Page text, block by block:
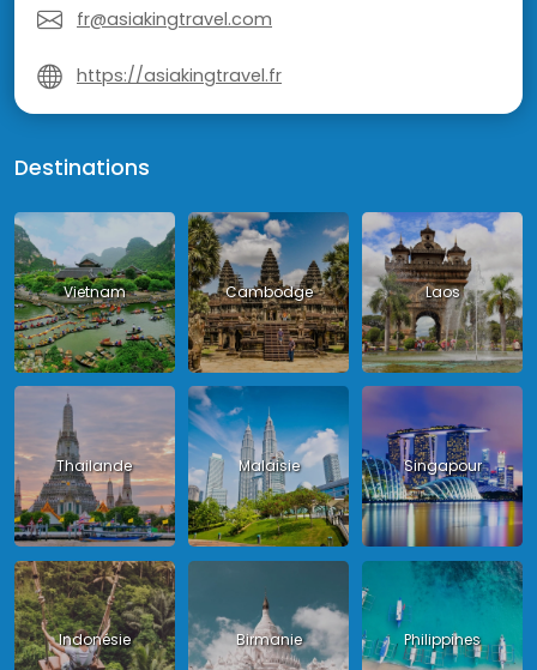
fr@asiakingtravel.com
https://asiakingtravel.fr
Destinations
Vietnam Cambodge Laos
Thailande Malaisie Singapour
Indonésie Birmanie Philippines